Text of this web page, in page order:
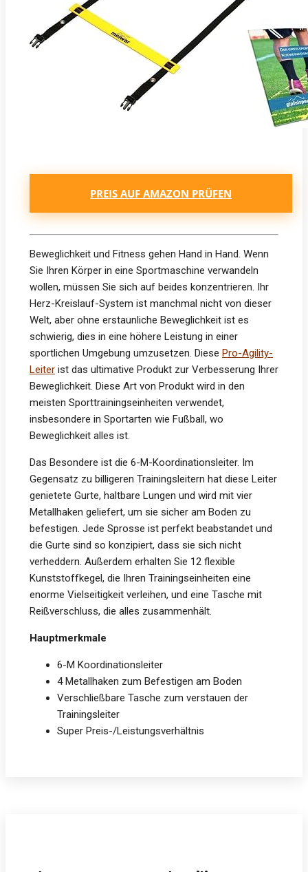
PREIS AUF AMAZON PRÜFEN
Beweglichkeit und Fitness gehen Hand in Hand. Wenn
Sie Ihren Körper in eine Sportmaschine verwandeln
wollen, müssen Sie sich auf beides konzentrieren. Ihr
Herz-Kreislauf-System ist manchmal nicht von dieser
Welt, aber ohne erstaunliche Beweglichkeit ist es
schwierig, dies in eine höhere Leistung in einer
sportlichen Umgebung umzusetzen. Diese Pro-Agility-
Leiter ist das ultimative Produkt zur Verbesserung Ihrer
Beweglichkeit. Diese Art von Produkt wird in den
meisten Sporttrainingseinheiten verwendet,
insbesondere in Sportarten wie Fußball, wo
Beweglichkeit alles ist.
Das Besondere ist die 6-M-Koordinationsleiter. Im
Gegensatz zu billigeren Trainingsleitern hat diese Leiter
genietete Gurte, haltbare Lungen und wird mit vier
Metallhaken geliefert, um sie sicher am Boden zu
befestigen. Jede Sprosse ist perfekt beabstandet und
die Gurte sind so konzipiert, dass sie sich nicht
verheddern. Außerdem erhalten Sie 12 flexible
Kunststoffkegel, die Ihren Trainingseinheiten eine
enorme Vielseitigkeit verleihen, und eine Tasche mit
Reißverschluss, die alles zusammenhält.
Hauptmerkmale
6-M Koordinationsleiter
4 Metallhaken zum Befestigen am Boden
Verschließbare Tasche zum verstauen der
Trainingsleiter
Super Preis-/Leistungsverhältnis